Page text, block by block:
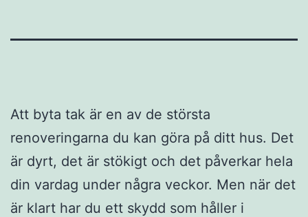
Att byta tak är en av de största
renoveringarna du kan göra på ditt hus. Det
är dyrt, det är stökigt och det påverkar hela
din vardag under några veckor. Men när det
är klart har du ett skydd som håller i